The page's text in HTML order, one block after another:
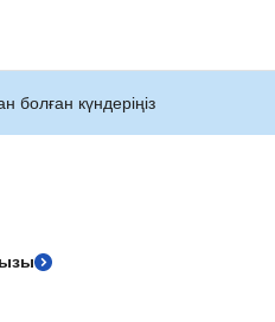
болған күндеріңіз